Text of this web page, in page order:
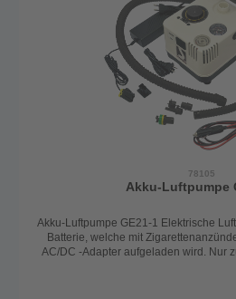
78105
Akku-Luftpumpe
Akku-Luftpumpe GE21-1 Elektrische
Batterie, welche mit
AC/DC -Adapter aufgeladen wird. Nur